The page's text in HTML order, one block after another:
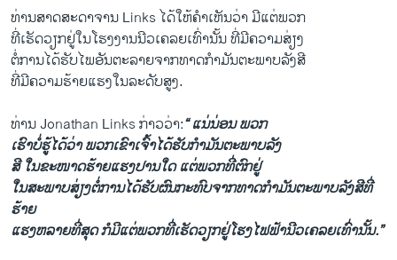
ທ່ານສາດສະດາຈານ Links​ ໄດ້​ໃຫ້​ຄໍາ​ເຫັນ​ວ່າ ມີ​ແຕ່ພວກ​
ທີ່​ເຮັດ​ວຽກຢູ່​ໃນ​ໂຮງງານ​ນີວ​ເຄລຍ​ເທົ່ານັ້ນ ທີ່​ມີ​ຄວາມ​ສ່ຽງ
ຕໍ່ການໄດ້​ຮັບ​ໄພ​ອັນຕະລາຍຈາກທາດກໍາມັນ​ຕະພາບ​ລັງສີ
ທີ່​ມີ​ຄວາມ​ຮ້າຍ​ແຮງໃນ​ລະດັບ​ສູງ.
ທ່ານ Jonathan Links ກ່າວ​ວ່າ:“ແນ່​ນ່ອນ ພວກ​
ເຮົາ​ບໍ່ຮູ້​ໄດ້​ວ່າ ພວກ​ເຂົາ​ເຈົ້າ​ໄດ້​ຮັບກໍາມັນ​ຕະພາບ​ລັງ
ສີ ​ໃນ​ຂະໜາດຮ້າຍ​ແຮງ​ປານ​ໃດ ​ແຕ່​ພວກ​ທີ່ຕົກ​ຢູ່
ໃນ​ສະພາບສ່ຽງ​ຕໍ່ການ​ໄດ້​ຮັບ​ຜົນ​ກະທົບ​ຈາກທາດກໍາມັນ​ຕະພາບ​ລັງສີທີ່​
ຮ້າຍ
ແຮງ​ຫລາຍ​ທີ່​ສຸດ ​ກໍ​ມີ​ແຕ່​ພວກທີ່​ເຮັດ​ວຽກ​ຢູ່​ໂຮງ​ໄຟຟ້າ​ນີວ​ເຄລຍ​ເທົ່າ​ນັ້ນ.”